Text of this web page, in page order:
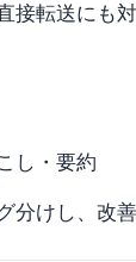
接転送にも
し・要約
分けし、改